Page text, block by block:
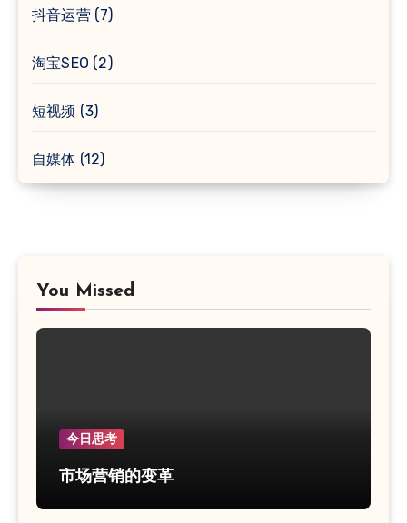
抖音运营(7)
淘宝SEO (2)
短视频 (3)
自媒体 (12)
You Missed
今日思考
市场营销的变革